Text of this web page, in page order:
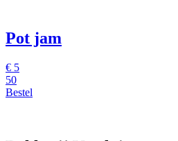
Pot jam
€ 5
50
Bestel